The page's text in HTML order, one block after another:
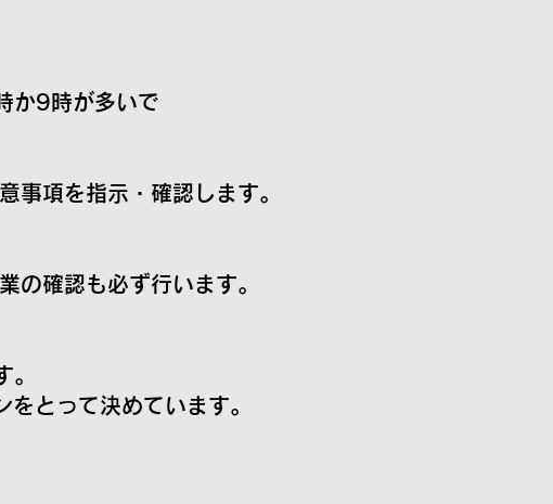
9時が多いで
を指示・確認します。
認も必ず行います。
って決めています。